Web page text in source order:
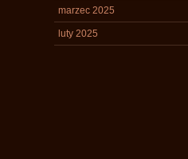
marzec 2025
luty 2025